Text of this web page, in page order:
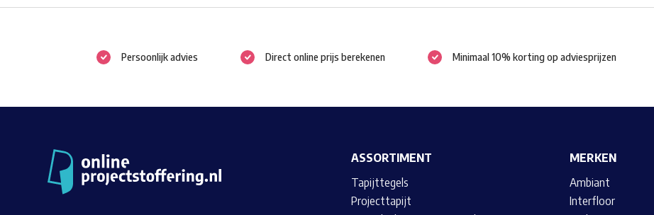
Persoonlijk advies Direct online prijs berekenen Minimaal 10% korting op adviesprijzen
ASSORTIMENT
Tapijttegels
Projecttapijt
MERKEN
Ambiant
Interfloor